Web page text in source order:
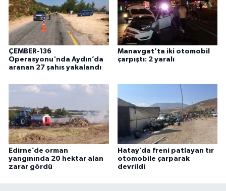
ÇEMBER-136
Operasyonu'nda Aydın’da
aranan 27 şahıs yakalandı
Manavgat’ta iki otomobil
çarpıştı: 2 yaralı
Edirne’de orman
yangınında 20 hektar alan
zarar gördü
Hatay’da freni patlayan tır
otomobile çarparak
devrildi